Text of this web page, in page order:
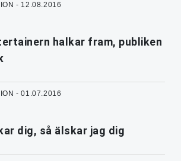
- 12.08.2016
halkar fram, publiken
- 01.07.2016
dig, så älskar jag dig